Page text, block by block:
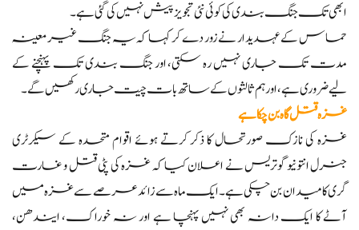
ابھی تک جنگ بندی کی کوئی نئی تجویز پیش نہیں کی گئی ہے۔
حماس کے عہدیدار نے زور دے کر کہا کہ یہ جنگ غیر معینہ
مدت تک جاری نہیں رہ سکتی، اور جنگ بندی تک پہنچنے کے
لیے ضروری ہے، اور ہم ثالثوں کے ساتھ بات چیت جاری رکھیں گے۔
غزہ قتل گاہ بن چکا ہے
غزہ کی نازک صورتحال کا ذکر کرتے ہوئے اقوام متحدہ کے سیکرٹری
جنرل انتونیو گوتریس نے اعلان کیا کہ غزہ کی پٹی قتل و غارت
گری کا میدان بن چکی ہے۔ ایک ماہ سے زائد عرصے سے غزہ میں
آٹے کا ایک دانہ بھی نہیں پہنچا ہے اور نہ خوراک، ایندھن،